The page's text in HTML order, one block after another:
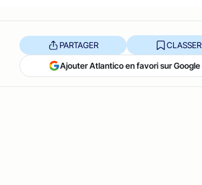
PARTAGER CLASSER
Ajouter Atlantico en favori sur Google